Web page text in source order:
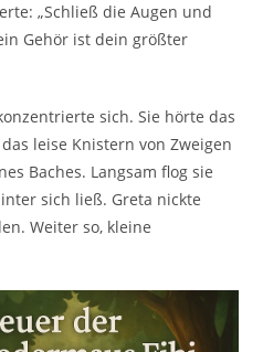
„Schließ die Augen und
Gehör ist dein größter
sich. Sie hörte das
leise Knistern von Zweigen
Baches. Langsam flog sie
sich ließ. Greta nickte
Weiter so, kleine